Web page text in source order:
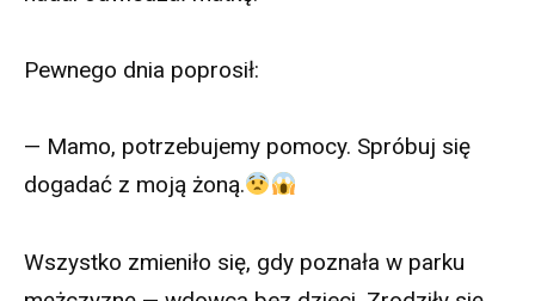
Pewnego dnia poprosił:
— Mamo, potrzebujemy pomocy. Spróbuj się
dogadać z moją żoną.
Wszystko zmieniło się, gdy poznała w parku